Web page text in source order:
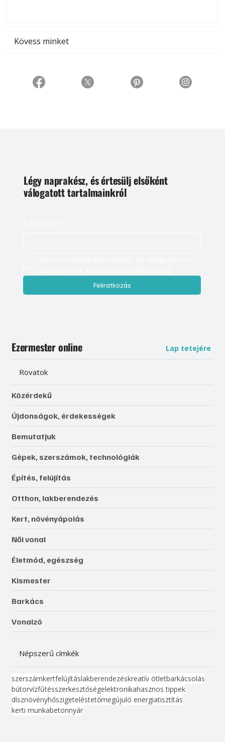
Kövess minket
Légy naprakész, és értesülj elsőként
válogatott tartalmainkról
Feliratkozás
Ezermester online Lap tetejére
Rovatok
Közérdekű
Újdonságok, érdekességek
Bemutatjuk
Gépek, szerszámok, technológiák
Építés, felújítás
Otthon, lakberendezés
Kert, növényápolás
Női vonal
Életmód, egészség
Kismester
Barkács
Vonalzó
Népszerű címkék
szerszámkertfelújításlakberendezéskreatív ötletbarkácsolás
bútorvízfűtésszerkesztőségelektronikahasznos tippek
dísznövényhőszigeteléstetőmegújuló energiatisztítás
kerti munkabetonnyár